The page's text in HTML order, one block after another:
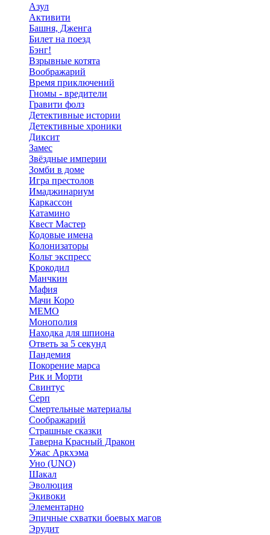
Азул
Активити
Башня, Дженга
Билет на поезд
Бэнг!
Взрывные котята
Воображарий
Время приключений
Гномы - вредители
Гравити фолз
Детективные истории
Детективные хроники
Диксит
Замес
Звёздные империи
Зомби в доме
Игра престолов
Имаджинариум
Каркассон
Катамино
Квест Мастер
Кодовые имена
Колонизаторы
Кольт экспресс
Крокодил
Манчкин
Мафия
Мачи Коро
МЕМО
Монополия
Находка для шпиона
Ответь за 5 секунд
Пандемия
Покорение марса
Рик и Морти
Свинтус
Серп
Смертельные материалы
Соображарий
Страшные сказки
Таверна Красный Дракон
Ужас Аркхэма
Уно (UNO)
Шакал
Эволюция
Экивоки
Элементарно
Эпичные схватки боевых магов
Эрудит